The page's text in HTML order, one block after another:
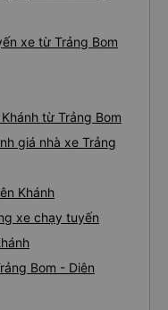
xe từ Trảng Bom
từ Trảng Bom
giá nhà xe Trảng
Khánh
xe chạy tuyến
Bom - Diên